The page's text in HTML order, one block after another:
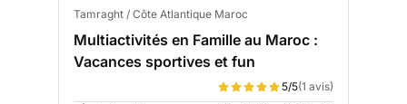
Tamraght / Côte Atlantique Maroc
Multiactivités en Famille au Maroc :
Vacances sportives et fun
5/5(1 avis)